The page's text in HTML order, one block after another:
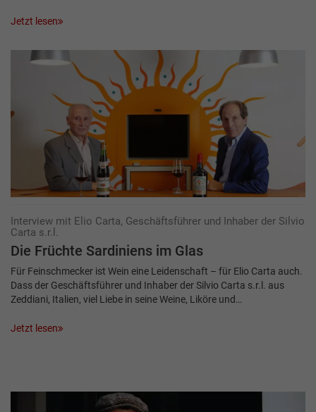
Jetzt lesen
Interview mit Elio Carta, Geschäftsführer und Inhaber der Silvio
Carta s.r.l.
Die Früchte Sardiniens im Glas
Für Feinschmecker ist Wein eine Leidenschaft – für Elio Carta auch.
Dass der Geschäftsführer und Inhaber der Silvio Carta s.r.l. aus
Zeddiani, Italien, viel Liebe in seine Weine, Liköre und…
Jetzt lesen